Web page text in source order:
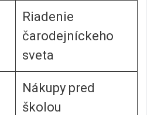
Riadenie
čarodejníckeho
sveta
Nákupy pred
školou